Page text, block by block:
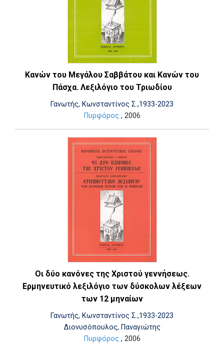
Κανών του Μεγάλου Σαββάτου και Κανών του
Πάσχα. Λεξιλόγιο του Τριωδίου
Γανωτής, Κωνσταντίνος Σ.,1933-2023
Πυρφόρος , 2006
Οι δύο κανόνες της Χριστού γεννήσεως.
Ερμηνευτικό λεξιλόγιο των δύσκολων λέξεων
των 12 μηναίων
Γανωτής, Κωνσταντίνος Σ.,1933-2023
Διονυσόπουλος, Παναγιώτης
Πυρφόρος , 2006